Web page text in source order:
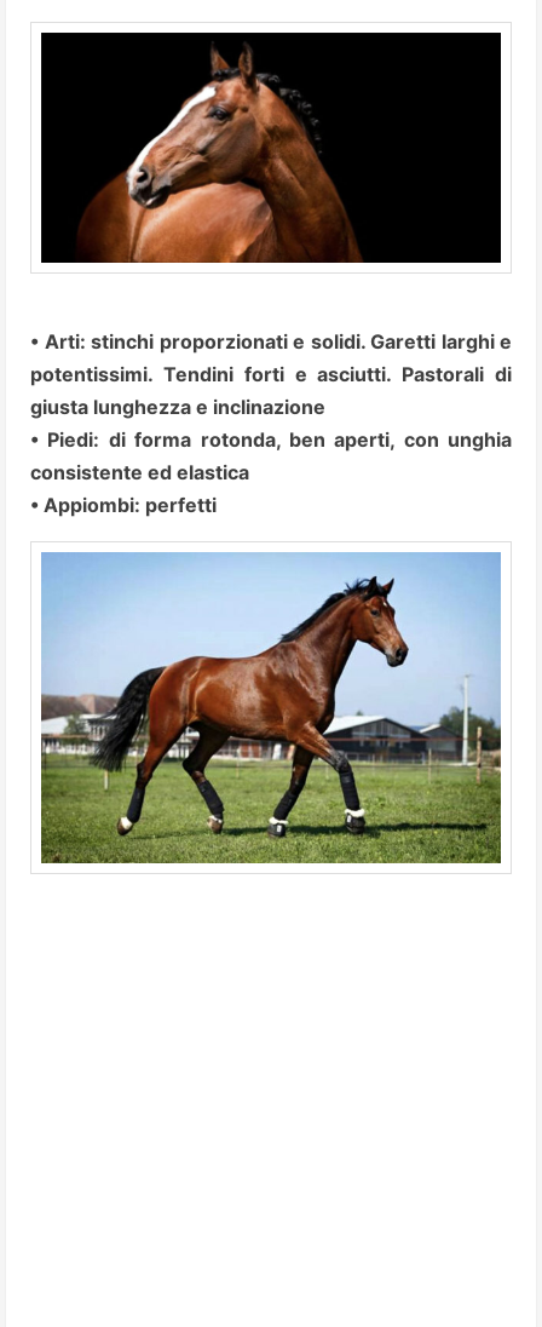
• Arti: stinchi proporzionati e solidi. Garetti larghi e
potentissimi. Tendini forti e asciutti. Pastorali di
giusta lunghezza e inclinazione
• Piedi: di forma rotonda, ben aperti, con unghia
consistente ed elastica
• Appiombi: perfetti